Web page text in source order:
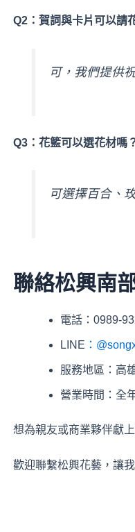
Q2：賀詞與卡片可以請
可，我們提供
Q3：花籃可以選花材嗎
可選擇百合、
聯絡松興南
電話：0989-
LINE ：
服務地區：高
營業時間：全
想為親友或商業夥伴獻
歡迎聯繫松興花藝，讓